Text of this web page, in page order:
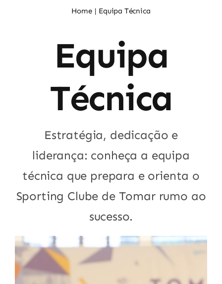
Home Equipa Técnica
Equipa
Técnica
Estratégia, dedicação e
liderança: conheça a equipa
técnica que prepara e orienta o
Sporting Clube de Tomar rumo ao
sucesso.